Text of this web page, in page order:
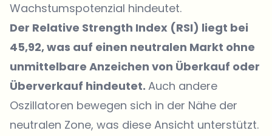
Wachstumspotenzial hindeutet.
Der Relative Strength Index (RSI) liegt bei
45,92, was auf einen neutralen Markt ohne
unmittelbare Anzeichen von Überkauf oder
Überverkauf hindeutet. Auch andere
Oszillatoren bewegen sich in der Nähe der
neutralen Zone, was diese Ansicht unterstützt.